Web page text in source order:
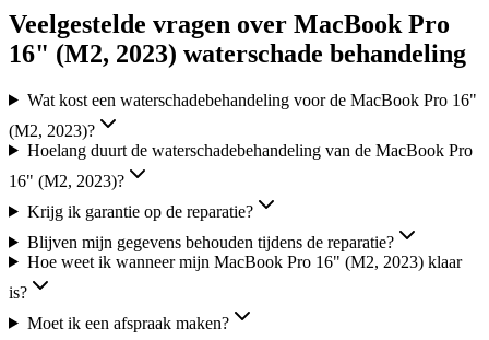
Veelgestelde vragen over MacBook Pro
16" (M2, 2023) waterschade behandeling
Wat kost een waterschadebehandeling voor de MacBook Pro 16"
(M2, 2023)?
Hoelang duurt de waterschadebehandeling van de MacBook Pro
16" (M2, 2023)?
Krijg ik garantie op de reparatie?
Blijven mijn gegevens behouden tijdens de reparatie?
Hoe weet ik wanneer mijn MacBook Pro 16" (M2, 2023) klaar
is?
Moet ik een afspraak maken?